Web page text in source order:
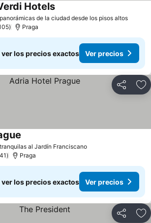
de la ciudad desde los pisos altos
Hotels
Praga
los precios exactos Ver precios
Compartir
al Jardín Franciscano
Praga
los precios exactos Ver precios
Compartir